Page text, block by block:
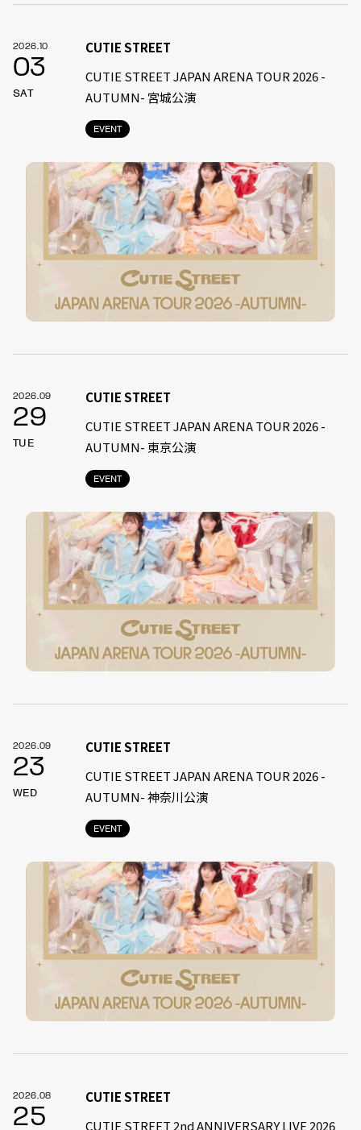
2026.10
03
SAT
EVENT
CUTIE STREET
CUTIE STREET JAPAN ARENA TOUR 2026 -
AUTUMN- 宮城公演
2026.09
29
TUE
EVENT
CUTIE STREET
CUTIE STREET JAPAN ARENA TOUR 2026 -
AUTUMN- 東京公演
2026.09
23
WED
EVENT
CUTIE STREET
CUTIE STREET JAPAN ARENA TOUR 2026 -
AUTUMN- 神奈川公演
2026.08
25
CUTIE STREET
CUTIE STREET 2nd ANNIVERSARY LIVE 2026